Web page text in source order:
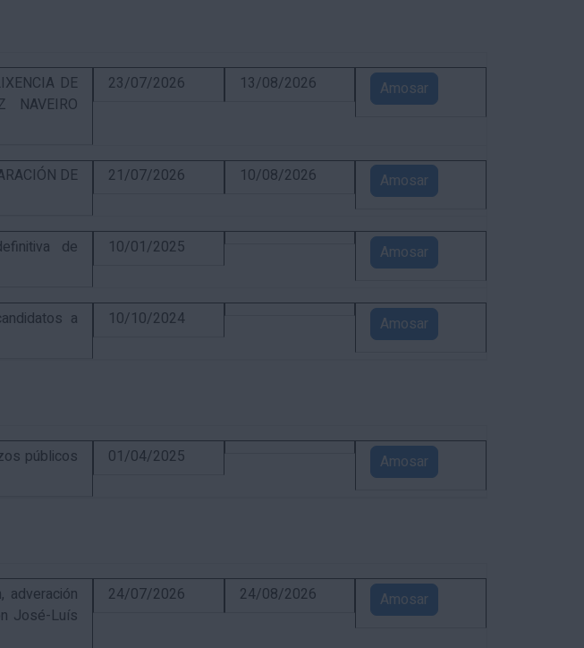
DE
NAVEIRO
23/07/2026 13/08/2026 Amosar
DE
21/07/2026 10/08/2026 Amosar
de
10/01/2025 Amosar
a
10/10/2024 Amosar
públicos
01/04/2025 Amosar
adveración
José-Luís
24/07/2026 24/08/2026 Amosar